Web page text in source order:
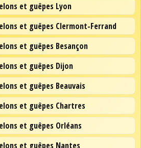
et guêpes Lyon
et guêpes Clermont-Ferrand
et guêpes Besançon
et guêpes Dijon
et guêpes Beauvais
et guêpes Chartres
et guêpes Orléans
et guêpes Nantes